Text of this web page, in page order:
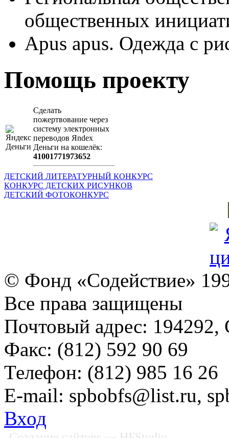
общественных
Apus apus. Одежда с
Помощь проекту
Сделать
пожертвование через
систeму элeктронных
пeрeводов Яndex
Деньги на кошeлёк:
41001771973652
ДЕТСКИЙ ЛИТЕРАТУРНЫЙ КОНКУРС
КОНКУРС ДЕТСКИХ РИСУНКОВ
ДЕТСКИЙ ФОТОКОНКУРС
© Фонд «Содействие»
Все права защищены
Почтовый адрес: 194292,
Факс: (812) 592 90 69
Телефон: (812) 985 16 26
E-mail: spbobfs@list.ru,
Вход